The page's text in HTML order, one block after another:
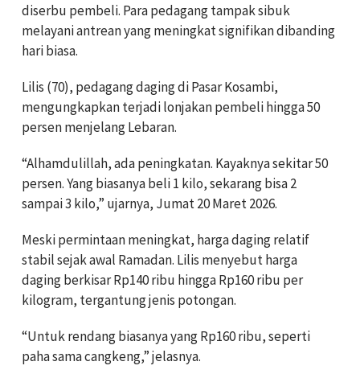
diserbu pembeli. Para pedagang tampak sibuk
melayani antrean yang meningkat signifikan dibanding
hari biasa.
Lilis (70), pedagang daging di Pasar Kosambi,
mengungkapkan terjadi lonjakan pembeli hingga 50
persen menjelang Lebaran.
“Alhamdulillah, ada peningkatan. Kayaknya sekitar 50
persen. Yang biasanya beli 1 kilo, sekarang bisa 2
sampai 3 kilo,” ujarnya, Jumat 20 Maret 2026.
Meski permintaan meningkat, harga daging relatif
stabil sejak awal Ramadan. Lilis menyebut harga
daging berkisar Rp140 ribu hingga Rp160 ribu per
kilogram, tergantung jenis potongan.
“Untuk rendang biasanya yang Rp160 ribu, seperti
paha sama cangkeng,” jelasnya.